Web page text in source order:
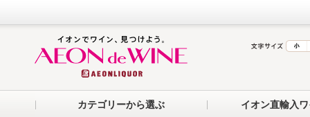
カテゴリーから選ぶ イオン直輸入